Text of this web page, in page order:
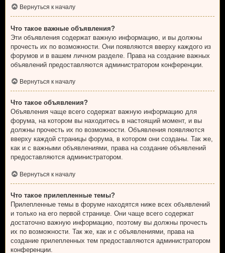
Вернуться к началу
Что такое важные объявления?
Эти объявления содержат важную информацию, и вы должны
прочесть их по возможности. Они появляются вверху каждого из
форумов и в вашем личном разделе. Права на создание важных
объявлений предоставляются администратором конференции.
Вернуться к началу
Что такое объявления?
Объявления чаще всего содержат важную информацию для
форума, на котором вы находитесь в настоящий момент, и вы
должны прочесть их по возможности. Объявления появляются
вверху каждой страницы форума, в котором они созданы. Так же,
как и с важными объявлениями, права на создание объявлений
предоставляются администратором.
Вернуться к началу
Что такое прилепленные темы?
Прилепленные темы в форуме находятся ниже всех объявлений
и только на его первой странице. Они чаще всего содержат
достаточно важную информацию, поэтому вы должны прочесть
их по возможности. Так же, как и с объявлениями, права на
создание прилепленных тем предоставляются администратором
конференции.